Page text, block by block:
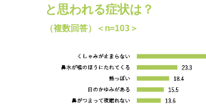
と思われる症状は？
（複数回答）＜n=103＞